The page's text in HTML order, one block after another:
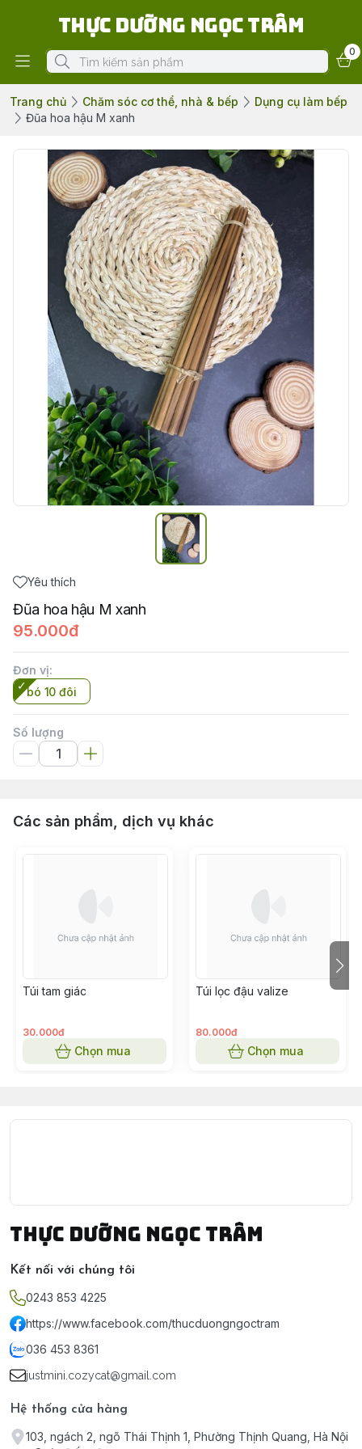
Thực Dưỡng Ngọc Trâm
0
Trang chủ Chăm sóc cơ thể, nhà & bếp
Dụng cụ làm bếp
Đũa hoa hậu M xanh
Yêu thích
Đũa hoa hậu M xanh
95.000đ
Đơn vị:
bó 10 đôi
Số lượng
Các sản phẩm, dịch vụ khác
Túi tam giác
30.000đ
Chọn mua
Túi lọc đậu valize
80.000đ
Chọn mua
Thực Dưỡng Ngọc Trâm
Kết nối với chúng tôi
0243 853 4225
https://www.facebook.com/thucduongngoctram
036 453 8361
justmini.cozycat@gmail.com
Hệ thống cửa hàng
103, ngách 2, ngõ Thái Thịnh 1, Phường Thịnh Quang, Hà Nội